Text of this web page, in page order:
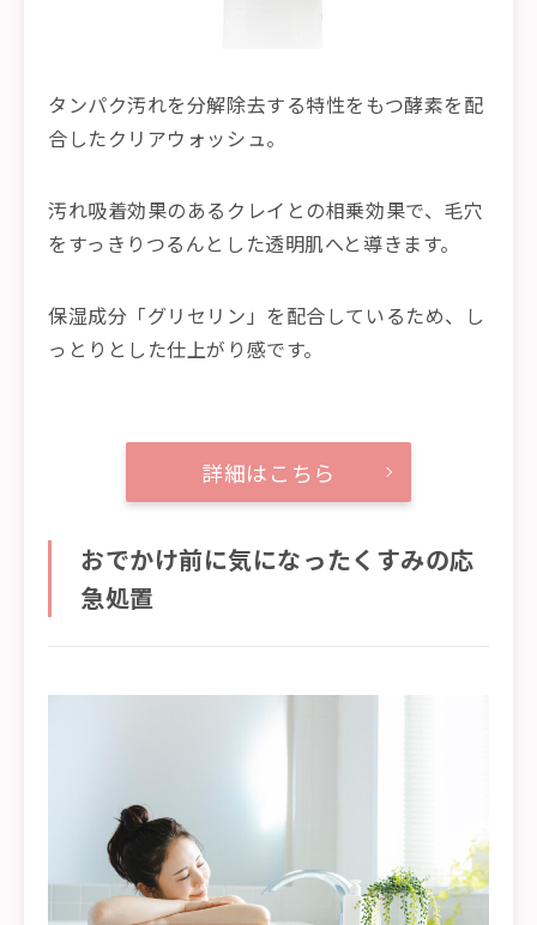
タンパク汚れを分解除去する特性をもつ酵素を配
合したクリアウォッシュ。
汚れ吸着効果のあるクレイとの相乗効果で、毛穴
をすっきりつるんとした透明肌へと導きます。
保湿成分「グリセリン」を配合しているため、し
っとりとした仕上がり感です。
詳細はこちら
おでかけ前に気になったくすみの応
急処置